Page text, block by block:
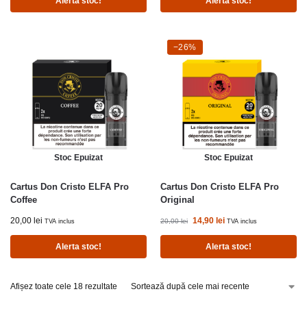
Stoc Epuizat
Cartus Don Cristo ELFA Pro
Coffee
20,00 lei TVA inclus
Alerta stoc!
-26%
Stoc Epuizat
−26%
Cartus Don Cristo ELFA Pro
Original
20,00lei 14,90 lei TVA inclus
Alerta stoc!
Afișez toate cele 18 rezultate